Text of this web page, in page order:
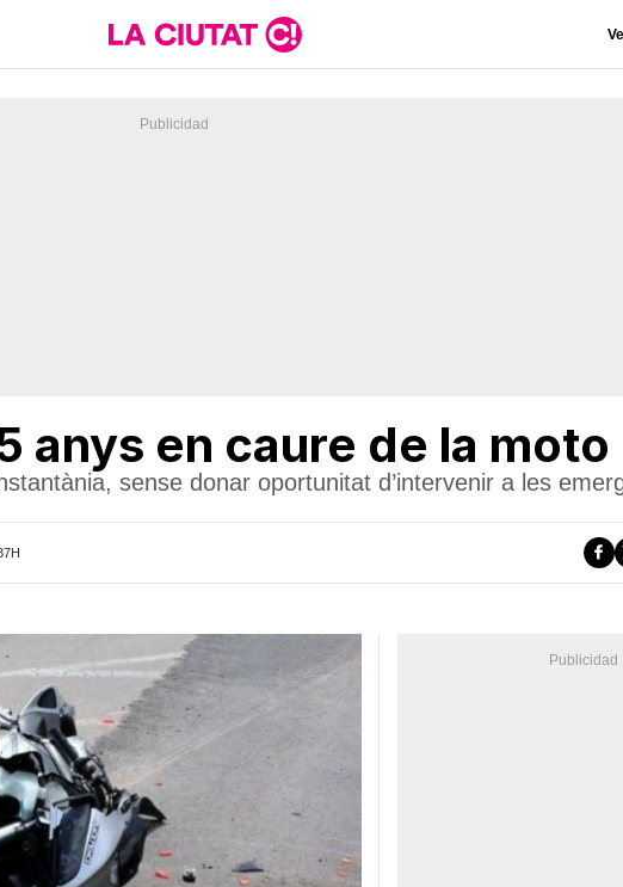
anys en caure de la moto
sense donar oportunitat d’intervenir a les